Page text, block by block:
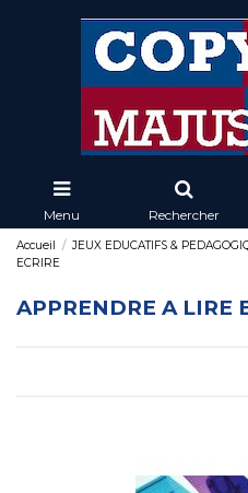
Menu Rechercher
Accueil JEUX EDUCATIFS &
ECRIRE
APPRENDRE A LIRE